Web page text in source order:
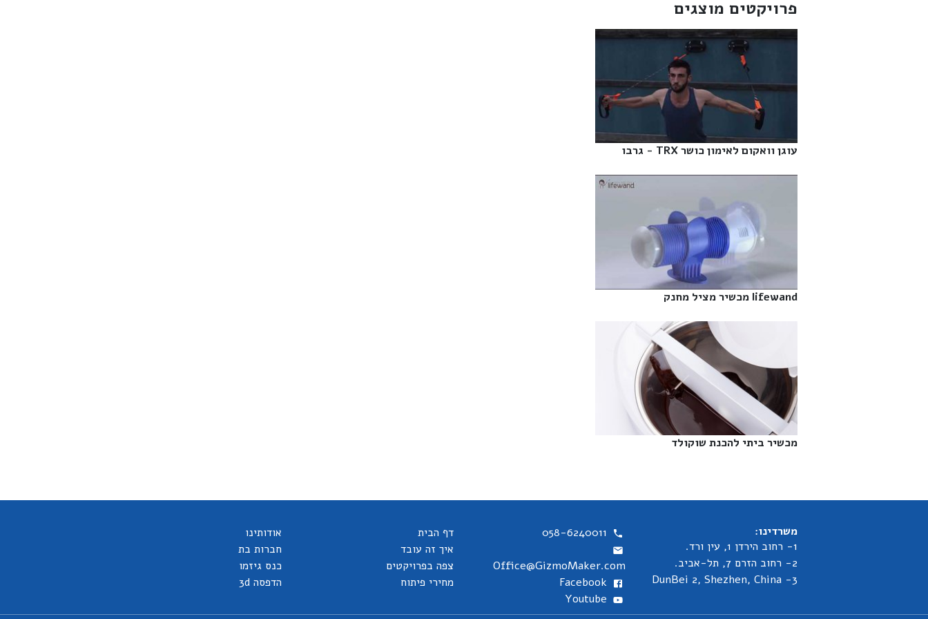
פרויקטים מוצגים
עוגן וואקום לאימון כושר TRX - גרבו‎
lifewand מכשיר מציל מחנק‎
מכשיר ביתי להכנת שוקולד‎
משרדינו:
1- רחוב הירדן 1, עין ורד.
2- רחוב הזרם 7, תל-אביב.
3- DunBei 2, Shezhen, China
058-6240011
Office@GizmoMaker.com
Facebook
Youtube
דף הבית
איך זה עובד
צפה בפרויקטים
מחירי פיתוח
אודותינו
חברות בת
כנס גיזמו
הדפסה 3d